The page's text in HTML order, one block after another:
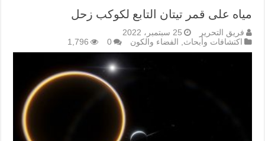
مياه على قمر تيتان التابع لكوكب زحل
فريق التحرير
25 سبتمبر، 2022
اكتشافات وأبحاث
الفضاء والكون 0
1,796